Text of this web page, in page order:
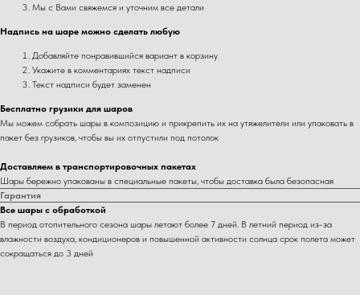
Мы с Вами свяжемся и уточним все детали
Надпись на шаре можно сделать любую
Добавляйте понравившийся вариант в корзину
Укажите в комментариях текст надписи
Текст надписи будет заменен
Бесплатно грузики для шаров
Мы можем собрать шары в композицию и прикрепить их на утяжелители или упаковать в
пакет без грузиков, чтобы вы их отпустили под потолок
Доставляем в транспортировочных пакетах
Шары бережно упакованы в специальные пакеты, чтобы доставка была безопасная
Гарантия
Все шары с обработкой
В период отопительного сезона шары летают более 7 дней. В летний период из-за
влажности воздуха, кондиционеров и повышенной активности солнца срок полета может
сокращаться до 3 дней